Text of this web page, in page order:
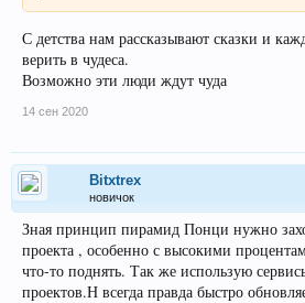
С детства нам рассказывают сказки и
верить в чудеса.
Возможно эти люди ждут чуда
14 сен 2020
Bitxtrex
новичок
Зная принцип пирамид Понци нужно
проекта , особенно с высокими
что-то поднять. Так же использую
проектов.Н всегда правда быстро